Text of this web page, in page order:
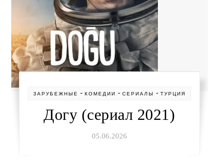
ЗАРУБЕЖНЫЕ - КОМЕДИИ - СЕРИАЛЫ - ТУРЦИЯ
Догу (сериал 2021)
05.06.2026